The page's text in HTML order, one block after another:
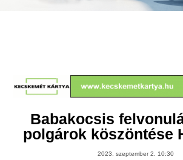
Babakocsis
polgárok köszöntése
2023. szeptember 2. 10:30